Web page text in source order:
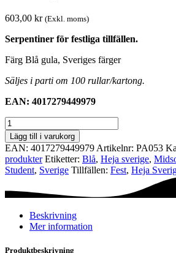
603,00 kr (Exkl. moms)
Serpentiner för festliga tillfällen.
Färg Blå gula, Sveriges färger
Säljes i parti om 100 rullar/kartong.
EAN: 4017279449979
Serpentiner
-
100
st
-
Blå
Sverige
mängd
Lägg till i varukorg
EAN: 4017279449979 Artikelnr: PA053
produkter Etiketter: Blå, Heja sverige,
Student, Sverige Tillfällen: Fest, Heja
Beskrivning
Mer information
Produktbeskrivning